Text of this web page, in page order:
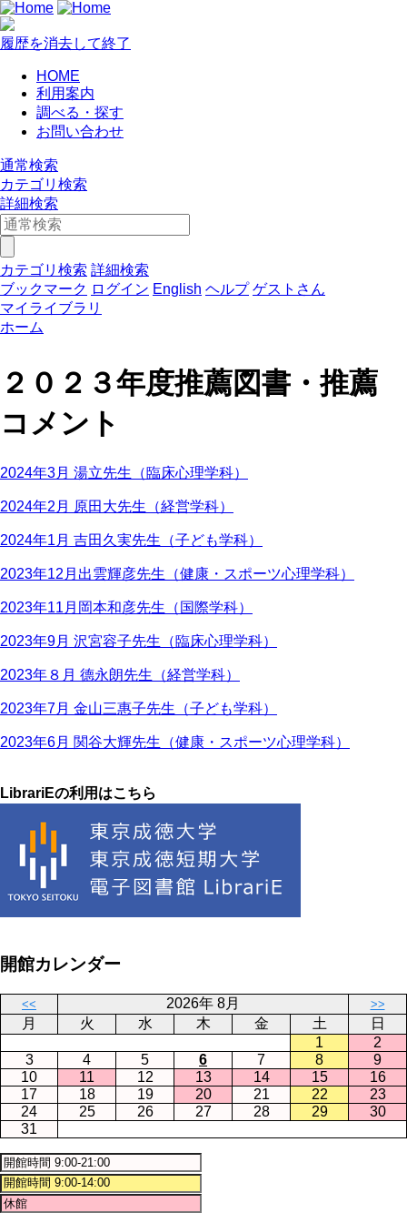
履歴を消去して終了
HOME
利用案内
調べる・探す
お問い合わせ
通常検索
カテゴリ検索
詳細検索
カテゴリ検索 詳細検索
ブックマーク ログイン English ヘルプ ゲストさん
マイライブラリ
ホーム
２０２３年度推薦図書・推薦
コメント
2024年3月 湯立先生（臨床心理学科）
2024年2月 原田大先生（経営学科）
2024年1月 吉田久実先生（子ども学科）
2023年12月出雲輝彦先生（健康・スポーツ心理学科）
2023年11月岡本和彦先生（国際学科）
2023年9月 沢宮容子先生（臨床心理学科）
2023年８月 德永朗先生（経営学科）
2023年7月 金山三惠子先生（子ども学科）
2023年6月 関谷大輝先生（健康・スポーツ心理学科）
LibrariEの利用はこちら
開館カレンダー
<< 2026年 8月 >>
月 火 水 木 金 土
日
1
2
3
4 5 6 7 8
9
10
11 12 13 14 15
16
17
18 19 20 21 22
23
24
25 26 27 28 29
30
31